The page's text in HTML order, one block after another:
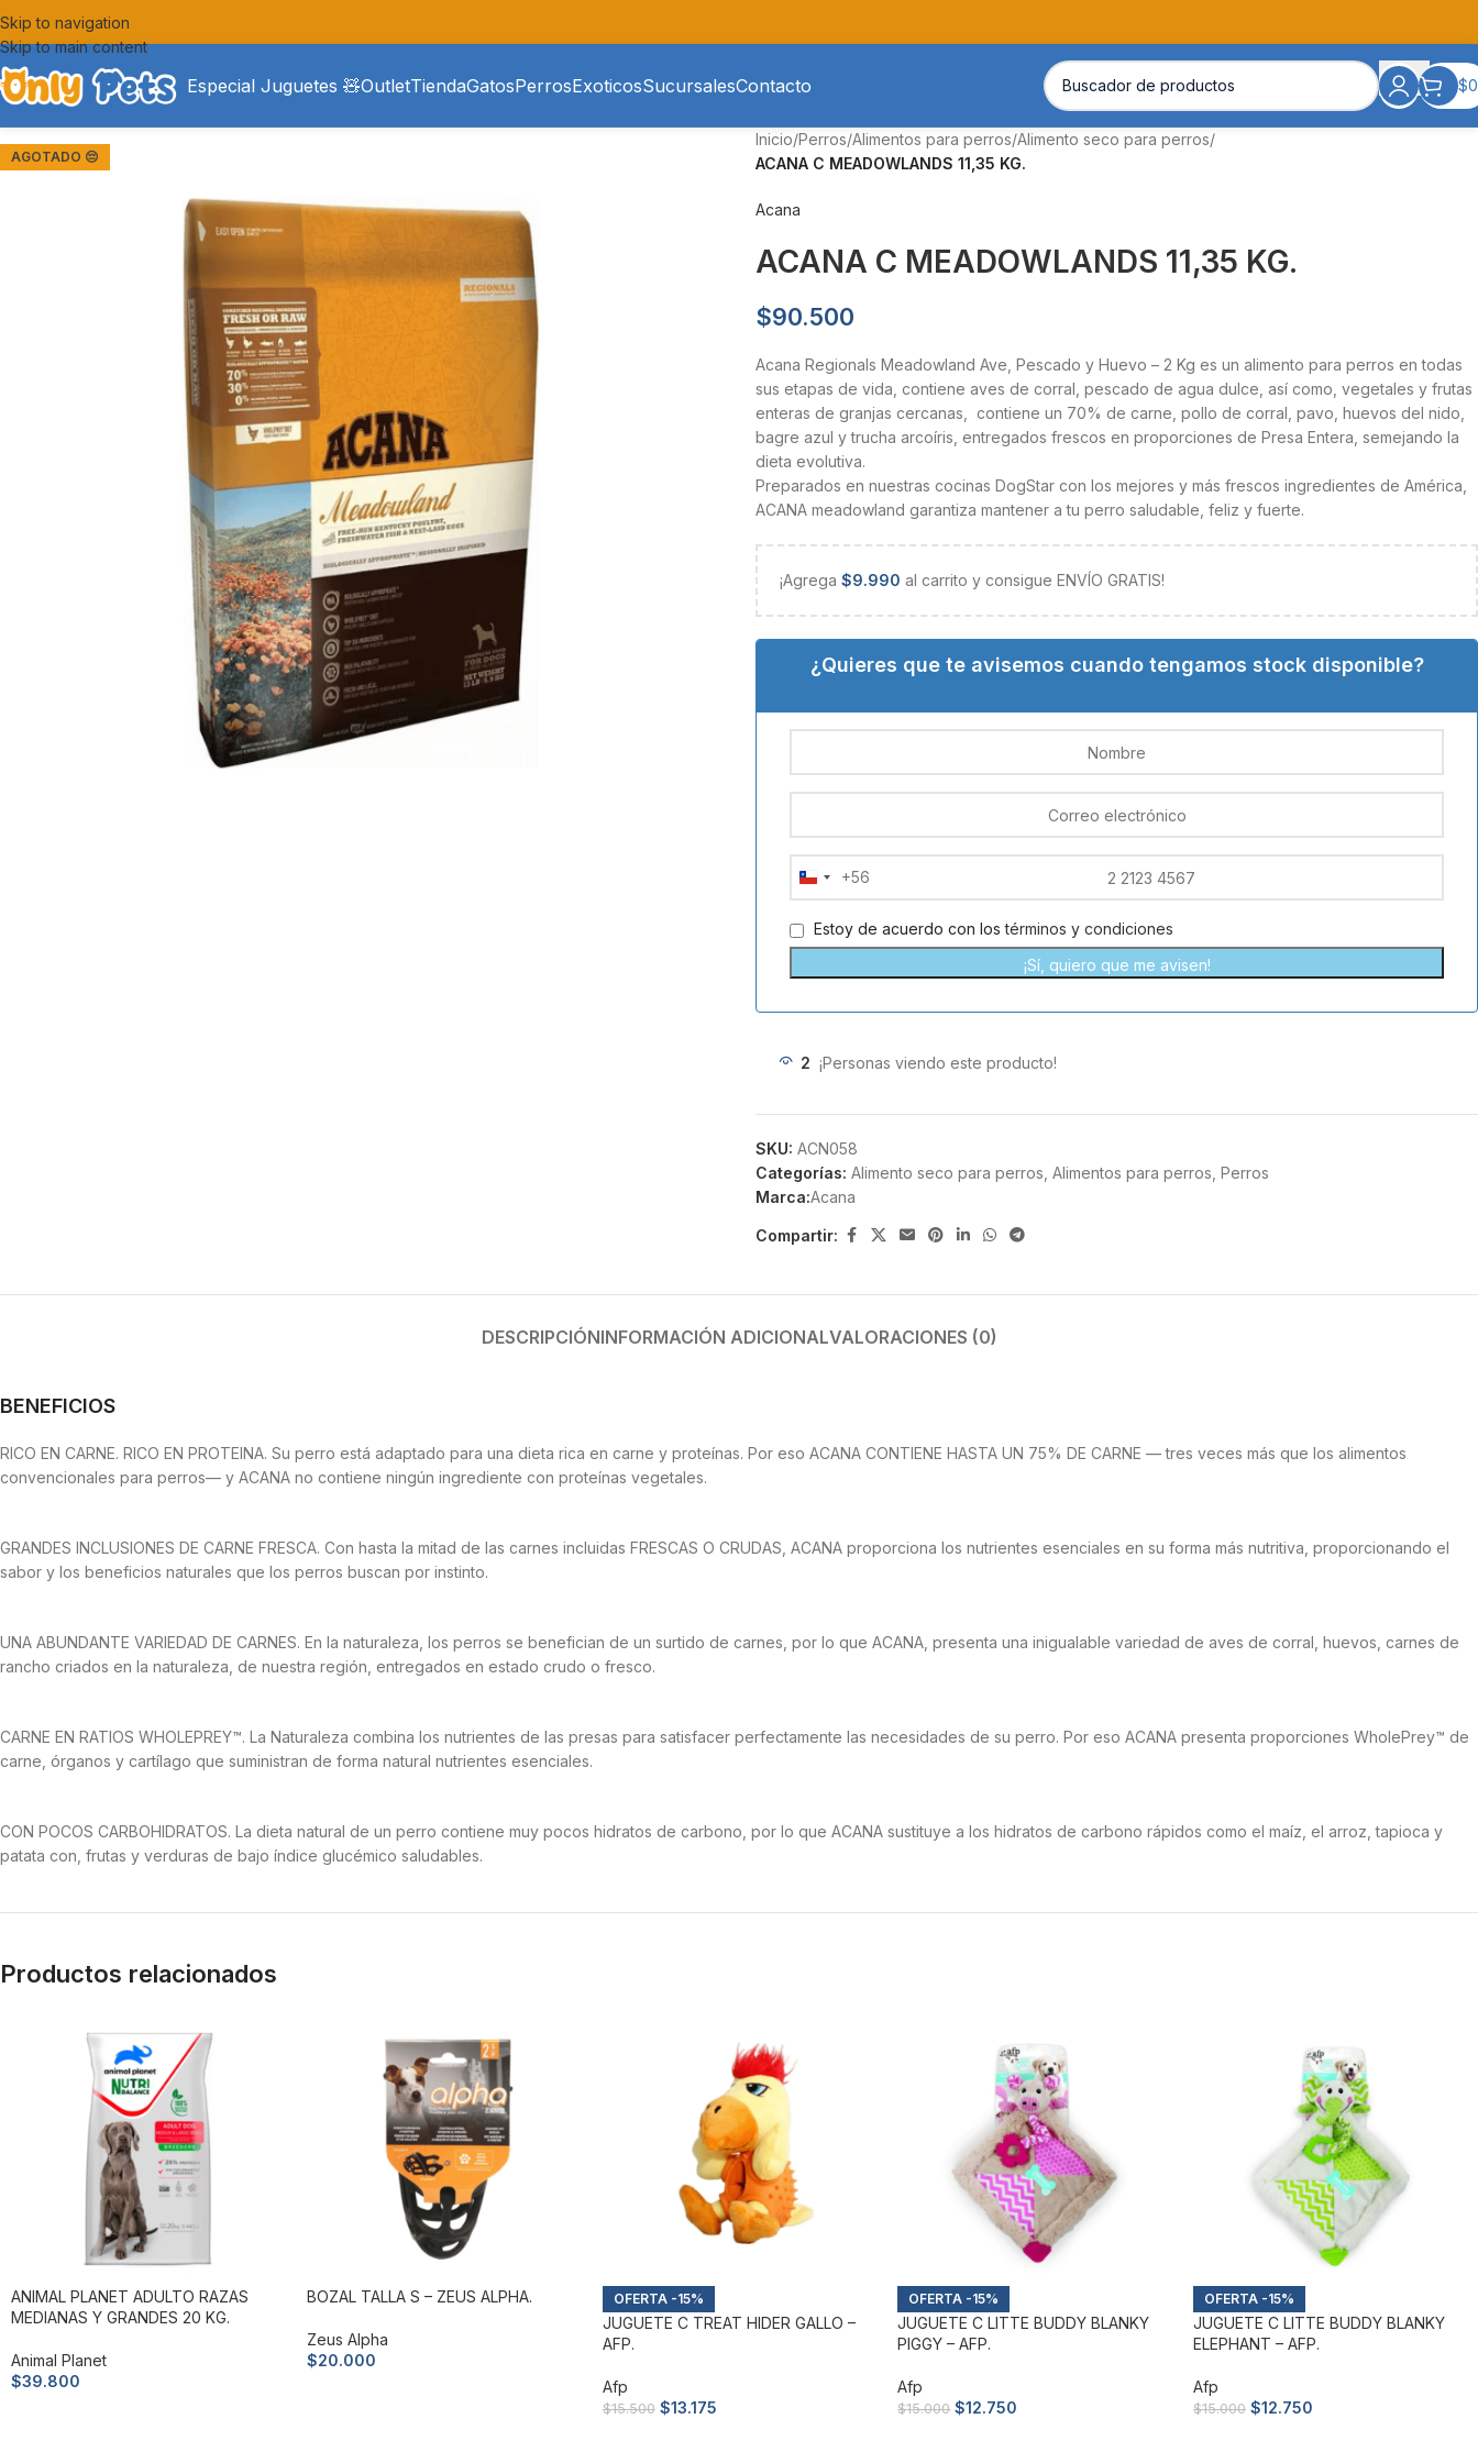
Skip to navigation
Skip to main content
Especial Juguetes 🧸OutletTiendaGatosPerrosExoticosSucursalesContacto $0
AGOTADO 😔
Inicio/Perros/Alimentos para perros/Alimento seco para perros/
ACANA C MEADOWLANDS 11,35 KG.
Acana
ACANA C MEADOWLANDS 11,35 KG.
$90.500
Acana Regionals Meadowland Ave, Pescado y Huevo – 2 Kg es un alimento para perros en todas
sus etapas de vida, contiene aves de corral, pescado de agua dulce, así como, vegetales y frutas
enteras de granjas cercanas, contiene un 70% de carne, pollo de corral, pavo, huevos del nido,
bagre azul y trucha arcoíris, entregados frescos en proporciones de Presa Entera, semejando la
dieta evolutiva.
Preparados en nuestras cocinas DogStar con los mejores y más frescos ingredientes de América,
ACANA meadowland garantiza mantener a tu perro saludable, feliz y fuerte.
¡Agrega $9.990 al carrito y consigue ENVÍO GRATIS!
¿Quieres que te avisemos cuando tengamos stock disponible?
Chile
+56
+56
Estoy de acuerdo con lostérminos y condiciones
¡Sí, quiero que me avisen!
2 ¡Personas viendo este producto!
SKU: ACN058
Categorías: Alimento seco para perros Alimentos para perros Perros
Marca:Acana
Compartir:
DESCRIPCIÓNINFORMACIÓN ADICIONALVALORACIONES (0)
BENEFICIOS
RICO EN CARNE. RICO EN PROTEINA. Su perro está adaptado para una dieta rica en carne y proteínas. Por eso ACANA CONTIENE HASTA UN 75% DE CARNE — tres veces más que los alimentos
convencionales para perros— y ACANA no contiene ningún ingrediente con proteínas vegetales.
GRANDES INCLUSIONES DE CARNE FRESCA. Con hasta la mitad de las carnes incluidas FRESCAS O CRUDAS, ACANA proporciona los nutrientes esenciales en su forma más nutritiva, proporcionando el
sabor y los beneficios naturales que los perros buscan por instinto.
UNA ABUNDANTE VARIEDAD DE CARNES. En la naturaleza, los perros se benefician de un surtido de carnes, por lo que ACANA, presenta una inigualable variedad de aves de corral, huevos, carnes de
rancho criados en la naturaleza, de nuestra región, entregados en estado crudo o fresco.
CARNE EN RATIOS WHOLEPREY™. La Naturaleza combina los nutrientes de las presas para satisfacer perfectamente las necesidades de su perro. Por eso ACANA presenta proporciones WholePrey™ de
carne, órganos y cartílago que suministran de forma natural nutrientes esenciales.
CON POCOS CARBOHIDRATOS. La dieta natural de un perro contiene muy pocos hidratos de carbono, por lo que ACANA sustituye a los hidratos de carbono rápidos como el maíz, el arroz, tapioca y
patata con, frutas y verduras de bajo índice glucémico saludables.
Productos relacionados
ANIMAL PLANET ADULTO RAZAS
MEDIANAS Y GRANDES 20 KG.
Animal Planet
$39.800
BOZAL TALLA S – ZEUS ALPHA.
Zeus Alpha
$20.000
-15%
JUGUETE C TREAT HIDER GALLO –
AFP.
Afp
$15.500 $13.175
-15%
JUGUETE C LITTE BUDDY BLANKY
PIGGY – AFP.
Afp
$15.000 $12.750
-15%
JUGUETE C LITTE BUDDY BLANKY
ELEPHANT – AFP.
Afp
$15.000 $12.750